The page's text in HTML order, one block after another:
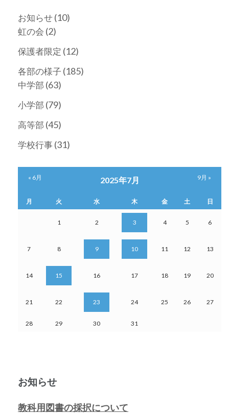
お知らせ(10)
虹の会 (2)
保護者限定 (12)
各部の様子 (185)
中学部 (63)
小学部 (79)
高等部 (45)
学校行事(31)
2025年7月
月 火 水 木 金 土 日
1 2 3 4 5 6
7 8 9 10 11 12 13
14 15 16 17 18 19 20
21 22 23 24 25 26 27
28 29 30 31
« 6月 9月 »
お知らせ
教科用図書の採択について